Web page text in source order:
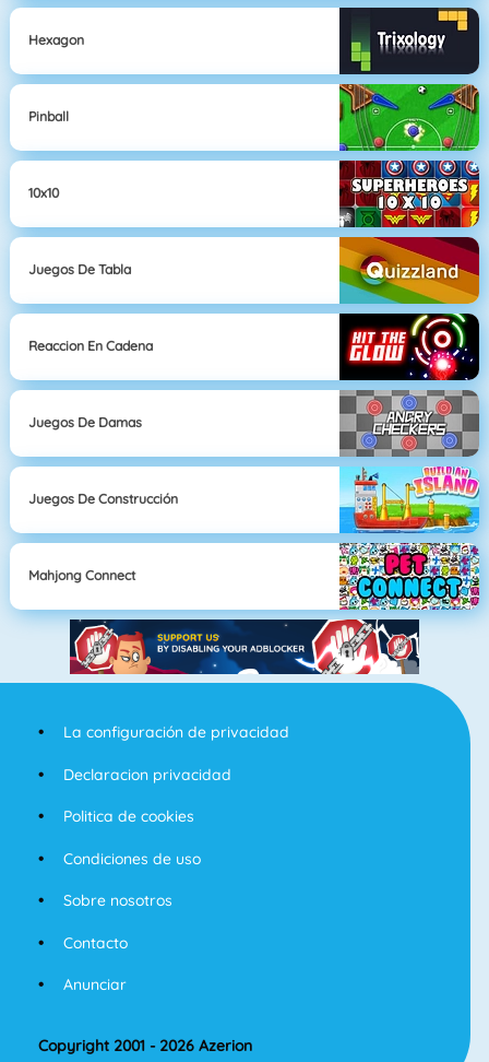
Hexagon
Pinball
10x10
Juegos De Tabla
Reaccion En Cadena
Juegos De Damas
Juegos De Construcción
Mahjong Connect
La configuración de privacidad
Declaracion privacidad
Politica de cookies
Condiciones de uso
Sobre nosotros
Contacto
Anunciar
Copyright 2001 - 2026 Azerion